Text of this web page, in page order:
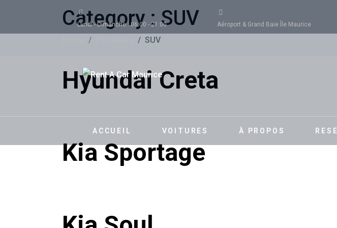
Lundi - Dimanche : 06:00 - 21:00 Aéroport & Grand Baie Île Maurice
ACCUEIL VOITURES À PROPOS
Category :SUV
SUV
Hyundai Creta
Kia Sportage